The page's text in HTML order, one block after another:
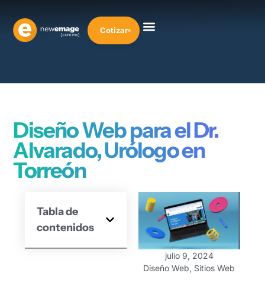
Cotizar
Diseño Web para el Dr.
Alvarado, Urólogo en
Torreón
Tabla de
contenidos
julio 9, 2024
Diseño Web, Sitios Web